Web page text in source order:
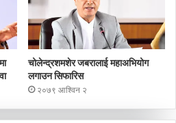
चोलेन्द्रशमशेर जबरालाई महाअभियोग
लगाउन सिफारिस
२०७९ आश्विन २